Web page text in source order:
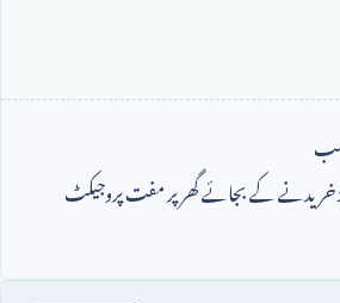
خریدنے کے بجائے گھر پر مفت پروجیکٹ